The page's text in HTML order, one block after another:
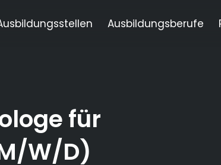
Ausbildungsberufe
für
W/D)